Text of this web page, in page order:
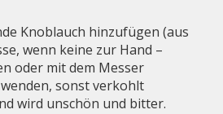
Knoblauch hinzufügen (aus
wenn keine zur Hand –
oder mit dem Messer
sonst verkohlt
wird unschön und bitter.